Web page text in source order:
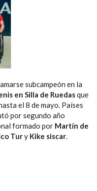
subcampeón en la
en Silla de Ruedasque
el 8 de mayo. Países
por segundo año
formado por Martín de
Tury Kike siscar.